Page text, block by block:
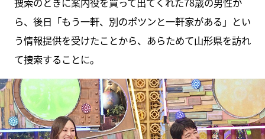
ら、後日「もう一軒、別のポツンと一軒家がある」とい
う情報提供を受けたことから、あらためて山形県を訪れ
て捜索することに。